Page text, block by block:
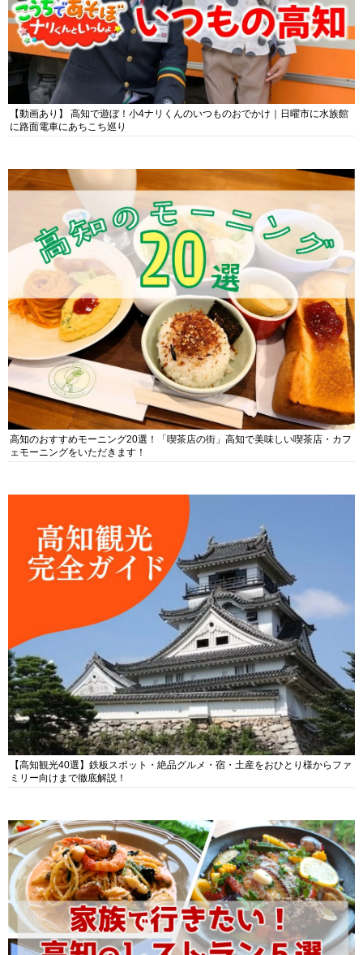
【動画あり】 高知で遊ぼ！小4ナリくんのいつものおでかけ｜日曜市に水族館
に路面電車にあちこち巡り
高知のおすすめモーニング20選！「喫茶店の街」高知で美味しい喫茶店・カフ
ェモーニングをいただきます！
【高知観光40選】鉄板スポット・絶品グルメ・宿・土産をおひとり様からファ
ミリー向けまで徹底解説！